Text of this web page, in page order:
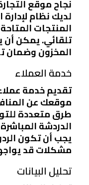
نجاح موقع
لديك نظام
المنتجات
تلقائي. يمكن أن
المخزون وضمان
خدمة العملاء
تقديم خدمة
موقعك عن
طرق متعددة
الدردشة
يجب أن تكون
مشكلات قد
تحليل البيانات